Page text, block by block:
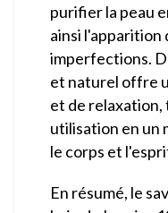
purifier la peau
ainsi l'apparition
imperfections.
et naturel offre
et de
utilisation en un
le corps et
En résumé, le